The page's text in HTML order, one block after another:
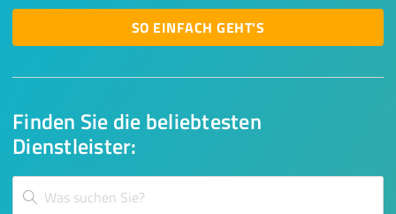
Finden Sie die beliebtesten
Dienstleister:
SO EINFACH GEHT'S